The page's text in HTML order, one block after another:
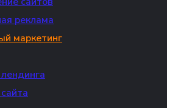
реклама
маркетинг